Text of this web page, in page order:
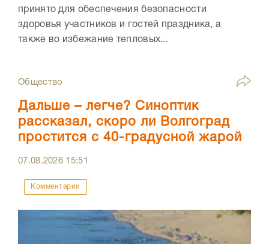
принято для обеспечения безопасности
здоровья участников и гостей праздника, а
также во избежание тепловых...
Общество
Дальше – легче? Синоптик
рассказал, скоро ли Волгоград
простится с 40-градусной жарой
07.08.2026 15:51
Комментарии